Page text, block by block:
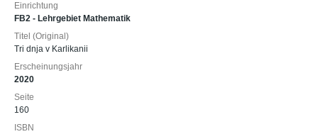
Einrichtung
FB2 - Lehrgebiet Mathematik
Titel (Original)
Tri dnja v Karlikanii
Erscheinungsjahr
2020
Seite
160
ISBN